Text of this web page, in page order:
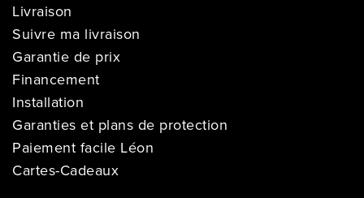
Livraison
Suivre ma livraison
Garantie de prix
Financement
Installation
Garanties et plans de protection
Paiement facile Léon
Cartes-Cadeaux